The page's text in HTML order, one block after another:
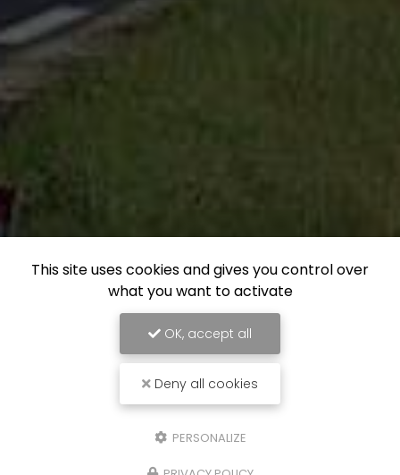
This site uses cookies and gives you control over
what you want to activate
OK, accept all
Deny all cookies
PERSONALIZE